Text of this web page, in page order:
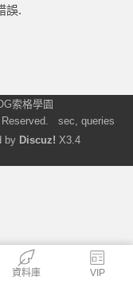
誤.
索格學園
sec, queries
by Discuz! X3.4
資料庫 VIP